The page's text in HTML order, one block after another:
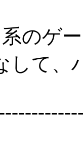
のゲ
して、